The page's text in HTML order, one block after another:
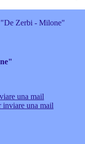
"De Zerbi - Milone"
una mail
inviare una mail